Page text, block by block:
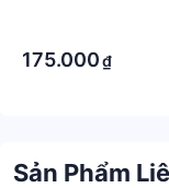
175.000₫
Sản Phẩm